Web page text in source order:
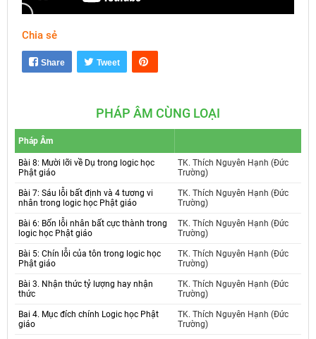
Chia sẻ
Share Tweet
PHÁP ÂM CÙNG LOẠI
Pháp Âm
Bài 8: Mười lỡi về Dụ trong logic học
Phật giáo
TK. Thích Nguyên Hạnh (Đức
Trường)
Bài 7: Sáu lỗi bất định và 4 tương vi
nhân trong logic học Phật giáo
TK. Thích Nguyên Hạnh (Đức
Trường)
Bài 6: Bốn lỗi nhân bất cực thành trong
logic học Phật giáo
TK. Thích Nguyên Hạnh (Đức
Trường)
Bài 5: Chín lỗi của tôn trong logic học
Phật giáo
TK. Thích Nguyên Hạnh (Đức
Trường)
Bài 3. Nhận thức tỷ lượng hay nhận
thức
TK. Thích Nguyên Hạnh (Đức
Trường)
Bai 4. Mục đích chính Logic học Phật
giáo
TK. Thích Nguyên Hạnh (Đức
Trường)